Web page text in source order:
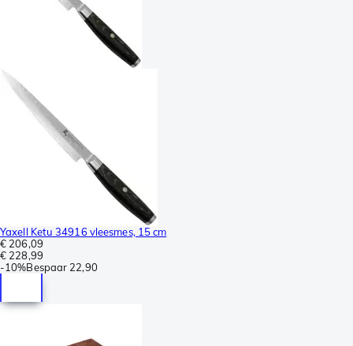
Yaxell Ketu 34916 vleesmes, 15 cm
€ 206,09
€ 228,99
-10%Bespaar 22,90